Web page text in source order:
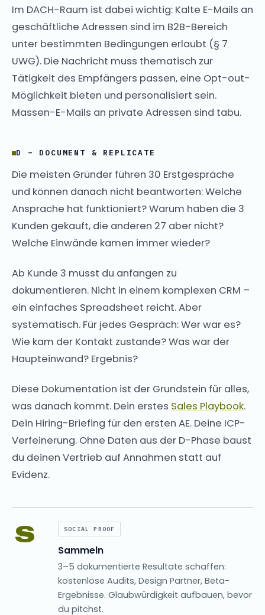
Im DACH-Raum ist dabei wichtig: Kalte E-Mails an
geschäftliche Adressen sind im B2B-Bereich
unter bestimmten Bedingungen erlaubt (§ 7
UWG). Die Nachricht muss thematisch zur
Tätigkeit des Empfängers passen, eine Opt-out-
Möglichkeit bieten und personalisiert sein.
Massen-E-Mails an private Adressen sind tabu.
D – DOCUMENT & REPLICATE
Die meisten Gründer führen 30 Erstgespräche
und können danach nicht beantworten: Welche
Ansprache hat funktioniert? Warum haben die 3
Kunden gekauft, die anderen 27 aber nicht?
Welche Einwände kamen immer wieder?
Ab Kunde 3 musst du anfangen zu
dokumentieren. Nicht in einem komplexen CRM –
ein einfaches Spreadsheet reicht. Aber
systematisch. Für jedes Gespräch: Wer war es?
Wie kam der Kontakt zustande? Was war der
Haupteinwand? Ergebnis?
Diese Dokumentation ist der Grundstein für alles,
was danach kommt. Dein erstes Sales Playbook.
Dein Hiring-Briefing für den ersten AE. Deine ICP-
Verfeinerung. Ohne Daten aus der D-Phase baust
du deinen Vertrieb auf Annahmen statt auf
Evidenz.
S SOCIAL PROOF
Sammeln
3–5 dokumentierte Resultate schaffen:
kostenlose Audits, Design Partner, Beta-
Ergebnisse. Glaubwürdigkeit aufbauen, bevor
du pitchst.